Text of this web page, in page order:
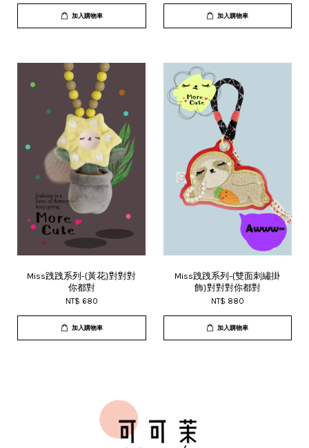
加入購物車 加入購物車
Miss跩跩系列-{黃花}對對對
你都對
NT$ 680
加入購物車
Miss跩跩系列-{雙面刺繡掛
飾}對對對你都對
NT$ 880
加入購物車